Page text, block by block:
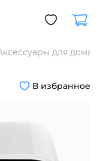
для дома
В избранное